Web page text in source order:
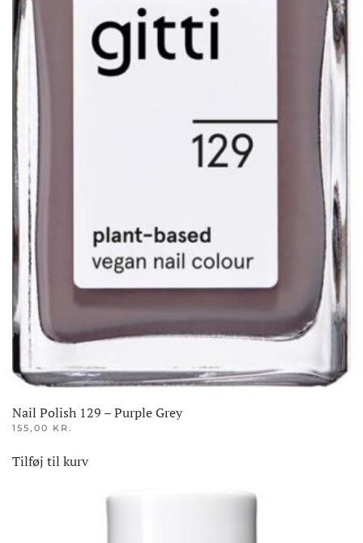
Nail Polish 129 – Purple Grey
155,00 KR.
Tilføj til kurv